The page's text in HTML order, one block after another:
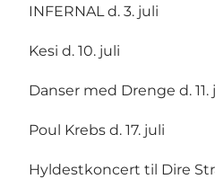
INFERNAL d. 3. juli
Kesi d. 10. juli
Danser med Drenge d. 11.
Poul Krebs d. 17. juli
Hyldestkoncert til Dire